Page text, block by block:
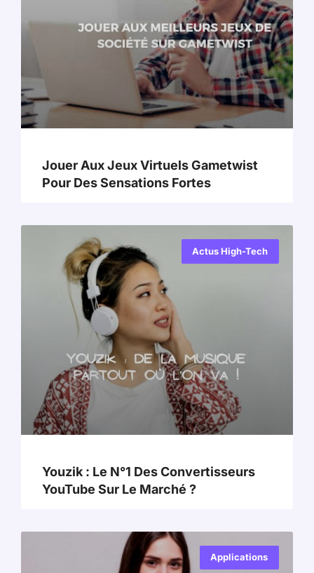
Jouer Aux Jeux Virtuels Gametwist
Pour Des Sensations Fortes
Actus High-Tech
Youzik : Le N°1 Des Convertisseurs
YouTube Sur Le Marché ?
Applications